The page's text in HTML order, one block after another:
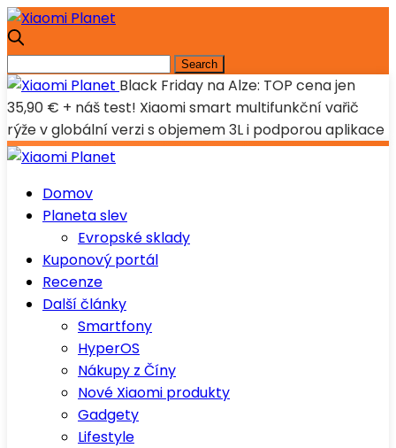
Black Friday na Alze: TOP cena jen
35,90 € + náš test! Xiaomi smart multifunkční vařič
rýže v globální verzi s objemem 3L i podporou aplikace
Domov
Planeta slev
Evropské sklady
Kuponový portál
Recenze
Další články
Smartfony
HyperOS
Nákupy z Číny
Nové Xiaomi produkty
Gadgety
Lifestyle